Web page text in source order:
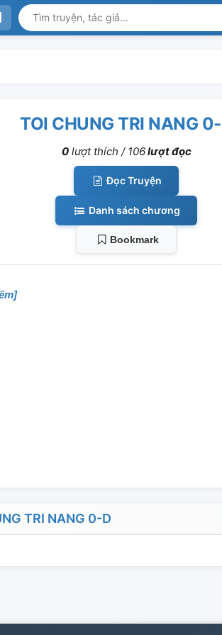
TOI CHUNG TRI NANG
0lượt thích / 106lượt đọc
Đọc Truyện
Danh sách chương
Bookmark
TRI NANG 0-D